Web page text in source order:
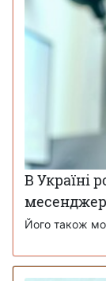
В Україні
месенджер
Його також